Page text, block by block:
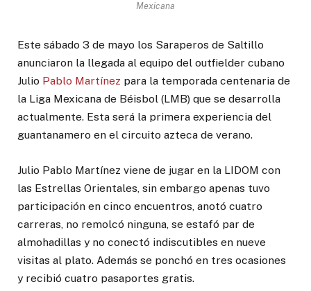
Mexicana
Este sábado 3 de mayo los Saraperos de Saltillo
anunciaron la llegada al equipo del outfielder cubano
Julio Pablo Martínez para la temporada centenaria de
la Liga Mexicana de Béisbol (LMB) que se desarrolla
actualmente. Esta será la primera experiencia del
guantanamero en el circuito azteca de verano.
Julio Pablo Martínez viene de jugar en la LIDOM con
las Estrellas Orientales, sin embargo apenas tuvo
participación en cinco encuentros, anotó cuatro
carreras, no remolcó ninguna, se estafó par de
almohadillas y no conectó indiscutibles en nueve
visitas al plato. Además se ponchó en tres ocasiones
y recibió cuatro pasaportes gratis.